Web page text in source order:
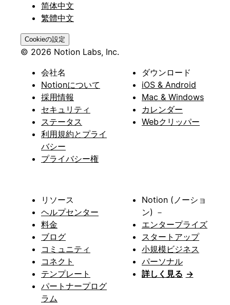
简体中文
繁體中文
Cookieの設定
© 2026 Notion Labs, Inc.
会社名
Notionについて
採用情報
セキュリティ
ステータス
利用規約とプライ
バシー
プライバシー権
ダウンロード
iOS & Android
Mac & Windows
カレンダー
Webクリッパー
リソース
ヘルプセンター
料金
ブログ
コミュニティ
コネクト
テンプレート
パートナープログ
ラム
Notion (ノーショ
ン) －
エンタープライズ
スタートアップ
小規模ビジネス
パーソナル
詳しく見る →